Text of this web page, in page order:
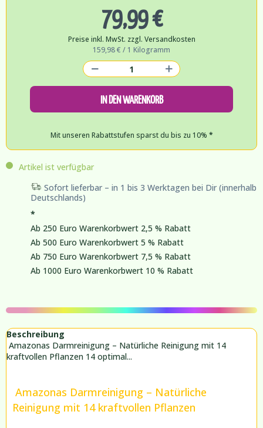
79,99 €
Preise inkl. MwSt. zzgl. Versandkosten
159,98 € / 1 Kilogramm
IN DEN WARENKORB
Mit unseren Rabattstufen sparst du bis zu 10% *
Artikel ist verfügbar
Sofort lieferbar – in 1 bis 3 Werktagen bei Dir (innerhalb
Deutschlands)
*
Ab 250 Euro Warenkorbwert 2,5 % Rabatt
Ab 500 Euro Warenkorbwert 5 % Rabatt
Ab 750 Euro Warenkorbwert 7,5 % Rabatt
Ab 1000 Euro Warenkorbwert 10 % Rabatt
Beschreibung
Amazonas Darmreinigung – Natürliche Reinigung mit 14
kraftvollen Pflanzen 14 optimal...
Amazonas Darmreinigung – Natürliche
Reinigung mit 14 kraftvollen Pflanzen